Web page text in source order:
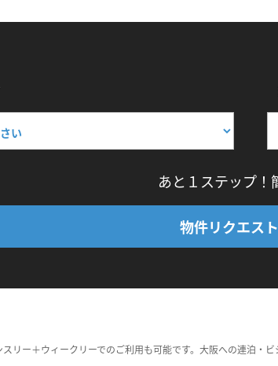
あと１ステップ！
物件リクエス
ー＋ウィークリーでのご利用も可能です。大阪への連泊・